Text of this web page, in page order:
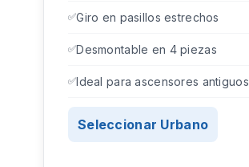
Giro en pasillos estrechos
Desmontable en 4 piezas
Ideal para ascensores antiguos
Seleccionar Urbano